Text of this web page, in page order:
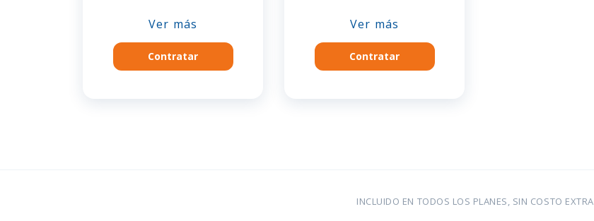
Ver más
Contratar
Ver más
Contratar
INCLUIDO EN TODOS LOS PLANES, SIN COSTO EXTRA